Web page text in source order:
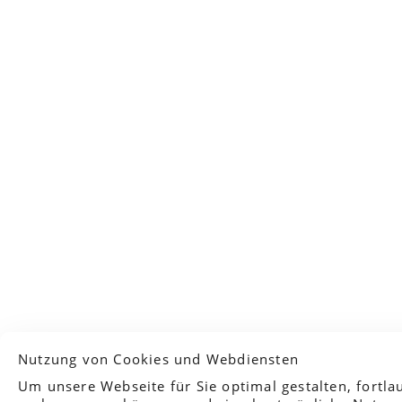
Privatssphäre-Einstellungen
Nutzung von Cookies und Webdiensten
Um unsere Webseite für Sie optimal gestalten,